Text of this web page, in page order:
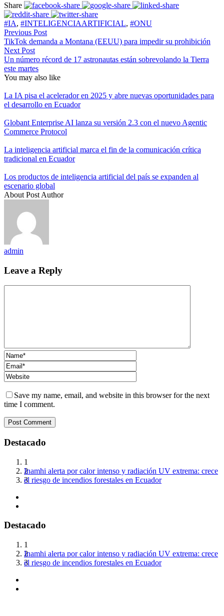
Share
#IA, #INTELIGENCIAARTIFICIAL, #ONU
Previous Post
TikTok demanda a Montana (EEUU) para impedir su prohibición
Next Post
Un número récord de 17 astronautas están sobrevolando la Tierra
este martes
You may also like
La IA pisa el acelerador en 2025 y abre nuevas oportunidades para
el desarrollo en Ecuador
Globant Enterprise AI lanza su versión 2.3 con el nuevo Agentic
Commerce Protocol
La inteligencia artificial marca el fin de la comunicación crítica
tradicional en Ecuador
Los productos de inteligencia artificial del país se expanden al
escenario global
About Post Author
admin
Leave a Reply
Save my name, email, and website in this browser for the next
time I comment.
Destacado
Inamhi alerta por calor intenso y radiación UV extrema: crece
el riesgo de incendios forestales en Ecuador
Funcionario del Municipio de Manta fue asesinado en ataque
armado
Frente de izquierda encabezado por Unidad Popular
respaldará la reelección de Pabel Muñoz en Quito
1
2
3
Destacado
Inamhi alerta por calor intenso y radiación UV extrema: crece
el riesgo de incendios forestales en Ecuador
Funcionario del Municipio de Manta fue asesinado en ataque
armado
Frente de izquierda encabezado por Unidad Popular
respaldará la reelección de Pabel Muñoz en Quito
1
2
3